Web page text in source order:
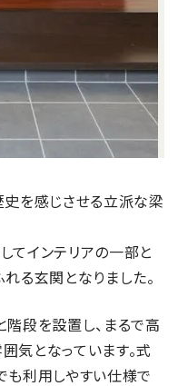
史を感じさせる立派な梁
てインテリアの一部と
る玄関となりました。
段を設置し、まるで高
気となっています。式
も利用しやすい仕様で